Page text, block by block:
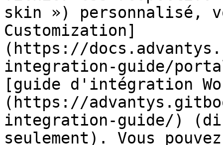
skin ») personnalisé,
Customization]
(https://
integration-guide/
[guide d'intégration
(https://
integration-guide/)
seulement). Vous